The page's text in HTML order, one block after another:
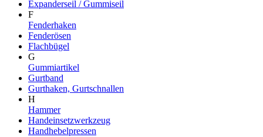
Expanderseil / Gummiseil
F
Fenderhaken
Fenderösen
Flachbügel
G
Gummiartikel
Gurtband
Gurthaken, Gurtschnallen
H
Hammer
Handeinsetzwerkzeug
Handhebelpressen